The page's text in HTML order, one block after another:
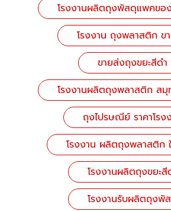
โรงงานผลิตถุงพัสดุแพคขอ
โรงงาน ถุงพลาสติก ข
ขายส่งถุงขยะสีดำ
โรงงานผลิตถุงพลาสติก สมุ
ถุงไปรษณีย์ ราคาโรง
โรงงาน ผลิตถุงพลาสติก
โรงงานผลิตถุงขยะสี
โรงงานรับผลิตถุงพั